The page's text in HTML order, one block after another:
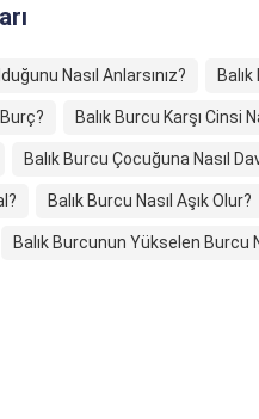
Nasıl Anlarsınız?
Balık Burcu Karşı Cinsi
Balık Burcu Çocuğuna Nasıl
Balık Burcu Nasıl Aşık Olur?
Balık Burcunun Yükselen Burcu